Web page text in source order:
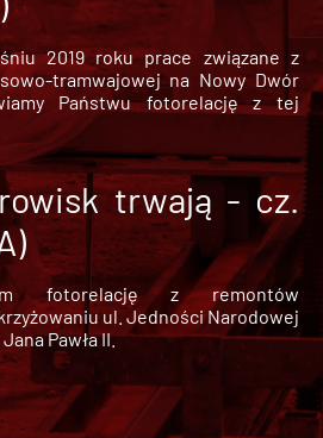
2019 roku prace związane z
tramwajowej na Nowy Dwór
Państwu fotorelację z tej
trwają - cz.
fotorelację z remontów
ul. Jedności Narodowej
Pawła II.